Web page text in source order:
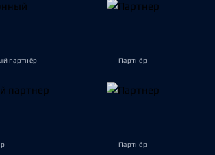
партнёр Партнёр
Партнёр